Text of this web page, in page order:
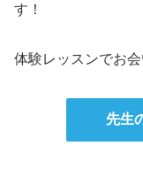
す！
体験レッスンでお
先生